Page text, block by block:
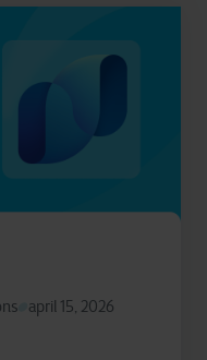
april 15, 2026